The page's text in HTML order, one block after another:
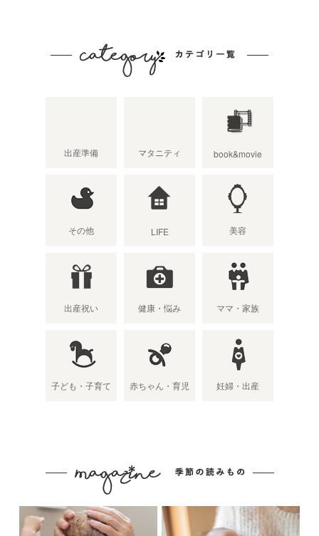
出産準備 マタニティ book&movie
その他 LIFE 美容
出産祝い 健康・悩み ママ・家族
子ども・子育て 赤ちゃん・育児 妊婦・出産